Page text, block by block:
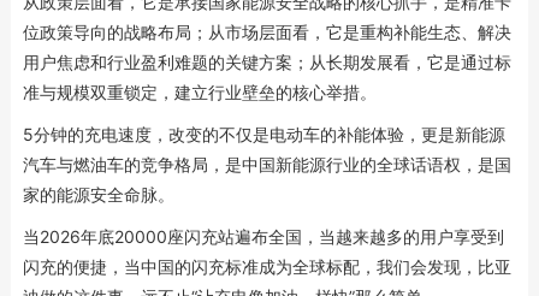
位政策导向的战略布局；从市场层面看，它是重构补能生态、解决
用户焦虑和行业盈利难题的关键方案；从长期发展看，它是通过标
准与规模双重锁定，建立行业壁垒的核心举措。
5分钟的充电速度，改变的不仅是电动车的补能体验，更是新能源
汽车与燃油车的竞争格局，是中国新能源行业的全球话语权，是国
家的能源安全命脉。
当2026年底20000座闪充站遍布全国，当越来越多的用户享受到
闪充的便捷，当中国的闪充标准成为全球标配，我们会发现，比亚